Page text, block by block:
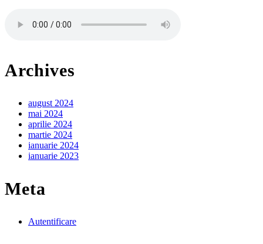
Archives
august 2024
mai 2024
aprilie 2024
martie 2024
ianuarie 2024
ianuarie 2023
Meta
Autentificare